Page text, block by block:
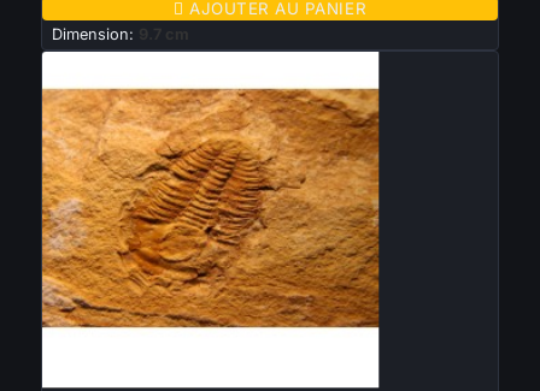
 AJOUTER AU PANIER
Dimension: 9.7 cm